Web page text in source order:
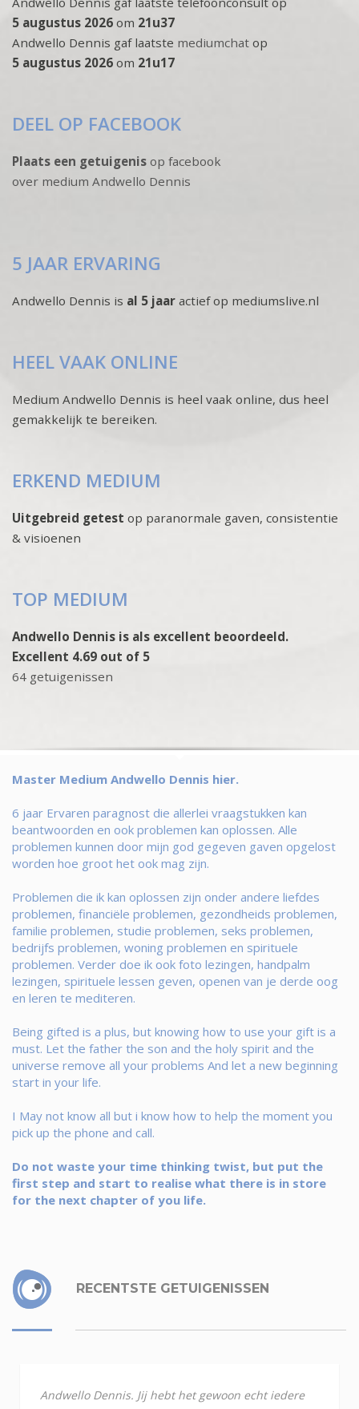
5 augustus 2026 om 21u37
Andwello Dennis gaf laatste mediumchat op
5 augustus 2026 om 21u17
DEEL OP FACEBOOK
Plaats een getuigenis op facebook
over medium Andwello Dennis
5 JAAR ERVARING
Andwello Dennis is al 5 jaar actief op mediumslive.nl
HEEL VAAK ONLINE
Medium Andwello Dennis is heel vaak online, dus heel
gemakkelijk te bereiken.
ERKEND MEDIUM
Uitgebreid getest op paranormale gaven, consistentie
& visioenen
TOP MEDIUM
Andwello Dennis is als excellent beoordeeld.
Excellent 4.69 out of 5
64 getuigenissen
Master Medium Andwello Dennis hier.
6 jaar Ervaren paragnost die allerlei vraagstukken kan
beantwoorden en ook problemen kan oplossen. Alle
problemen kunnen door mijn god gegeven gaven opgelost
worden hoe groot het ook mag zijn.
Problemen die ik kan oplossen zijn onder andere liefdes
problemen, financiële problemen, gezondheids problemen,
familie problemen, studie problemen, seks problemen,
bedrijfs problemen, woning problemen en spirituele
problemen. Verder doe ik ook foto lezingen, handpalm
lezingen, spirituele lessen geven, openen van je derde oog
en leren te mediteren.
Being gifted is a plus, but knowing how to use your gift is a
must. Let the father the son and the holy spirit and the
universe remove all your problems And let a new beginning
start in your life.
I May not know all but i know how to help the moment you
pick up the phone and call.
Do not waste your time thinking twist, but put the
first step and start to realise what there is in store
for the next chapter of you life.
RECENTSTE GETUIGENISSEN
Andwello Dennis. Jij hebt het gewoon echt iedere